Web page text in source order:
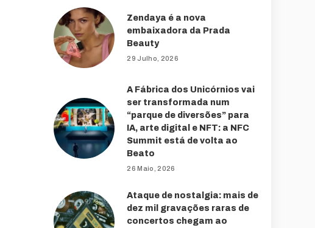
Zendaya é a nova
embaixadora da Prada
Beauty
29 Julho, 2026
A Fábrica dos Unicórnios vai
ser transformada num
“parque de diversões” para
IA, arte digital e NFT: a NFC
Summit está de volta ao
Beato
26 Maio, 2026
Ataque de nostalgia: mais de
dez mil gravações raras de
concertos chegam ao